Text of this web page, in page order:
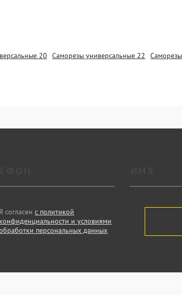
20 Саморезы универсальные 22
согласенс политикой
конфиденциальности и условиями
персональных данных